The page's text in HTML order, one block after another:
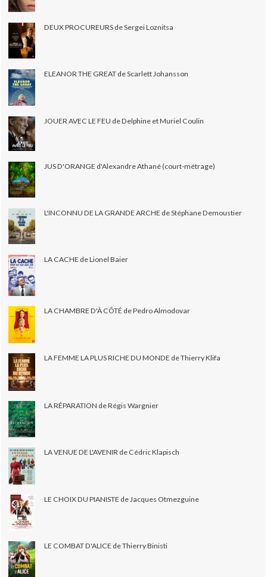
DEUX PROCUREURS de Sergei Loznitsa
ELEANOR THE GREAT de Scarlett Johansson
JOUER AVEC LE FEU de Delphine et Muriel Coulin
JUS D'ORANGE d'Alexandre Athané (court-métrage)
L'INCONNU DE LA GRANDE ARCHE de Stéphane Demoustier
LA CACHE de Lionel Baier
LA CHAMBRE D'À CÔTÉ de Pedro Almodovar
LA FEMME LA PLUS RICHE DU MONDE de Thierry Klifa
LA RÉPARATION de Régis Wargnier
LA VENUE DE L'AVENIR de Cédric Klapisch
LE CHOIX DU PIANISTE de Jacques Otmezguine
LE COMBAT D'ALICE de Thierry Binisti